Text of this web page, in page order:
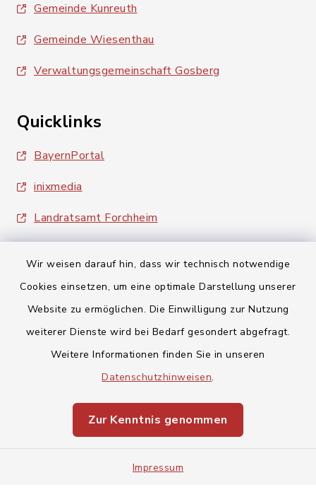
Wir weisen darauf hin, dass wir technisch notwendige
Cookies einsetzen, um eine optimale Darstellung unserer
Website zu ermöglichen. Die Einwilligung zur Nutzung
weiterer Dienste wird bei Bedarf gesondert abgefragt.
Weitere Informationen finden Sie in unseren
Datenschutzhinweisen.
Zur Kenntnis genommen
Impressum
Gemeinde Kunreuth
Gemeinde Wiesenthau
Verwaltungsgemeinschaft Gosberg
Quicklinks
BayernPortal
inixmedia
Landratsamt Forchheim
Barrierefreiheit
Impressum
Sitemap